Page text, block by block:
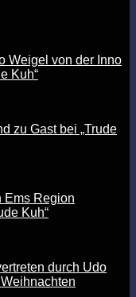
Weigel von der Inno
Kuh“
zu Gast bei „Trude
Ems Region
Kuh“
durch Udo